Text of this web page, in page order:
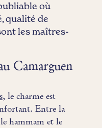
où
qualité de
les maîtres-
, le charme est
Entre la
hammam et le